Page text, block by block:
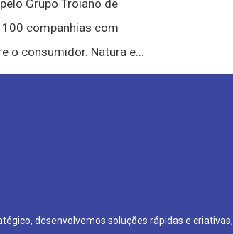
Grupo Troiano de
companhias com
o consumidor. Natura e...
desenvolvemos soluções rápidas e criativas,